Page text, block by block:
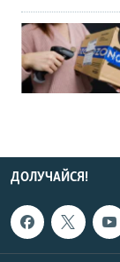
ДОЛУЧАЙСЯ!